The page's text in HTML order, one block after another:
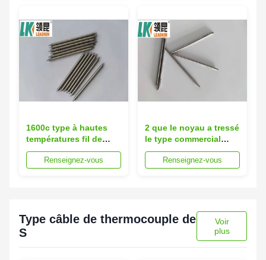
1600c type à hautes
températures fil de
MgO Ss310
d'extension de
Renseignez-vous
2 que le noyau a tressé
le type commercial
minerai de l'armure J
de câble électrique de
Renseignez-vous
Type câble de thermocouple de
S
Voir
plus